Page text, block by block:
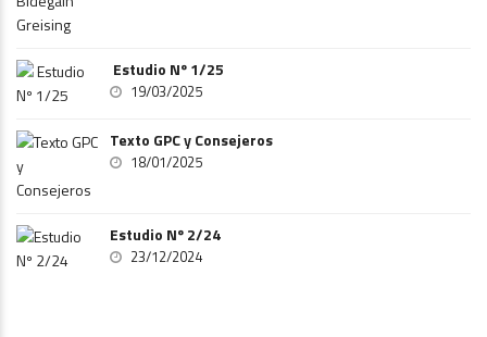
Estudio Nº 1/25
19/03/2025
Texto GPC y Consejeros
18/01/2025
Estudio Nº 2/24
23/12/2024